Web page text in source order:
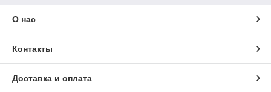
О нас
Контакты
Доставка и оплата